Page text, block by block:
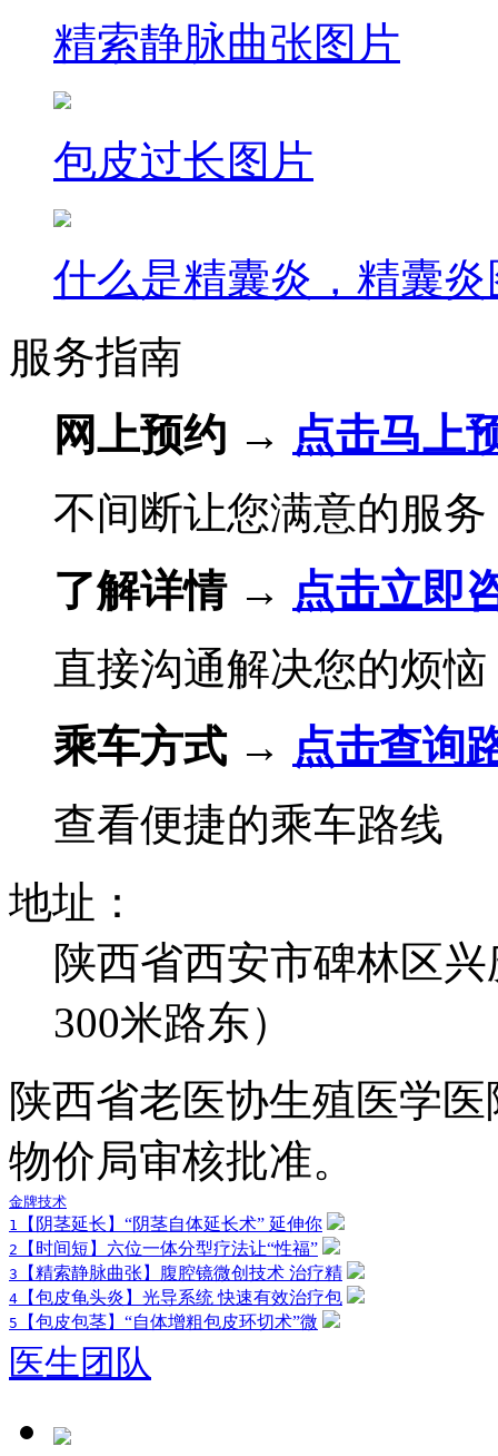
精索静脉曲张图片
包皮过长图片
什么是精囊炎，精囊炎
服务指南
网上预约 → 点击马上
不间断让您满意的服务
了解详情 → 点击立即
直接沟通解决您的烦恼
乘车方式 → 点击查询
查看便捷的乘车路线
地址：
陕西省西安市碑林区
300米路东）
陕西省老医协生殖医学
物价局审核批准。
金牌技术
1
【阴茎延长】“阴茎自体延长术” 延伸你
2 【时间短】六位一体分型疗法让“性福”
3 【精索静脉曲张】腹腔镜微创技术 治疗精
4 【包皮龟头炎】光导系统 快速有效治疗包
5 【包皮包茎】“自体增粗包皮环切术”微
医生团队